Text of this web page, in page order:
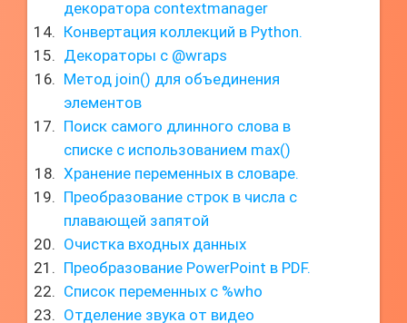
декоратора contextmanager
Конвертация коллекций в Python.
Декораторы с @wraps
Метод join() для объединения
элементов
Поиск самого длинного слова в
списке с использованием max()
Хранение переменных в словаре.
Преобразование строк в числа с
плавающей запятой
Очистка входных данных
Преобразование PowerPoint в PDF.
Список переменных с %who
Отделение звука от видео